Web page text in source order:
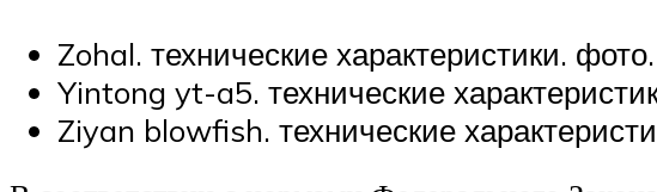
Zohal. технические характеристики. фото.
Yintong yt-a5. технические
Ziyan blowfish. технические